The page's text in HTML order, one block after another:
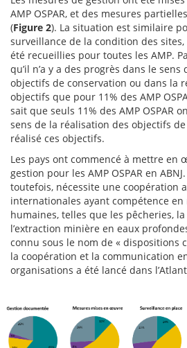
AMP OSPAR, et des mesures
(Figure 2). La situation est similaire
surveillance de la condition des sites,
été recueillies pour toutes les AMP.
qu’il n’a y a des progrès dans le
objectifs de conservation ou dans la
objectifs que pour 11% des AMP
sait que seuls 11% des AMP OSPAR
sens de la réalisation des objectifs
réalisé ces objectifs.
Les pays ont commencé à mettre en
gestion pour les AMP OSPAR en
toutefois, nécessite une coopération
internationales ayant compétence
humaines, telles que les pêcheries,
l’extraction minière en eaux
connu sous le nom de « dispositions
la coopération et la communication
organisations a été lancé dans